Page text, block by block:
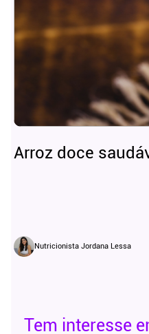
Arroz doce
Nutricionista Jordana Lessa
Tem interesse